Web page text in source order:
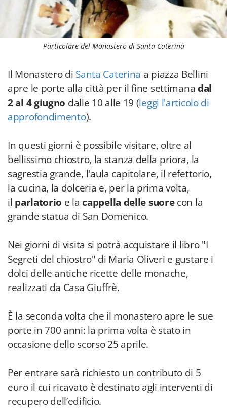
Particolare del Monastero di Santa Caterina
Il Monastero di Santa Caterina a piazza Bellini
apre le porte alla città per il fine settimana dal
2 al 4 giugno dalle 10 alle 19 (leggi l'articolo di
approfondimento).
In questi giorni è possibile visitare, oltre al
bellissimo chiostro, la stanza della priora, la
sagrestia grande, l'aula capitolare, il refettorio,
la cucina, la dolceria e, per la prima volta,
il parlatorio e la cappella delle suorecon la
grande statua di San Domenico.
Nei giorni di visita si potrà acquistare il libro "I
Segreti del chiostro" di Maria Oliveri e gustare i
dolci delle antiche ricette delle monache,
realizzati da Casa Giuffrè.
È la seconda volta che il monastero apre le sue
porte in 700 anni: la prima volta è stato in
occasione dello scorso 25 aprile.
Per entrare sarà richiesto un contributo di 5
euro il cui ricavato è destinato agli interventi di
recupero dell’edificio.